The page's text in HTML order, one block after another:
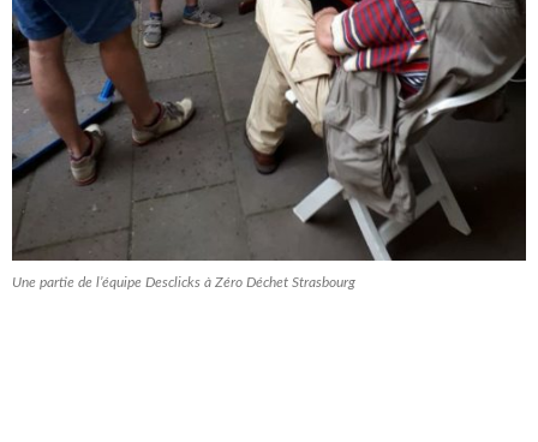
Une partie de l’équipe Desclicks à Zéro Déchet Strasbourg